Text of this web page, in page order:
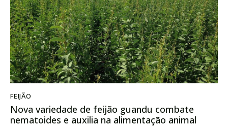
FEIJÃO
Nova variedade de feijão guandu combate
nematoides e auxilia na alimentação animal